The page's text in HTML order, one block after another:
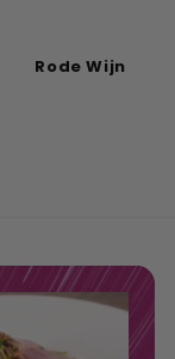
Rode Wijn